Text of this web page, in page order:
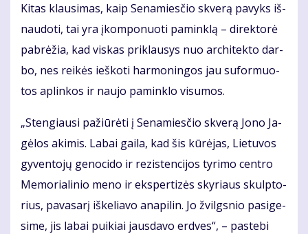
Ki­tas klau­si­mas, kaip Se­na­mies­čio skve­rą pa­vyks iš­
nau­do­ti, tai yra įkom­po­nuo­ti pa­min­klą – di­rek­to­rė
pa­brė­žia, kad vis­kas pri­klau­sys nuo ar­chi­tek­to dar­
bo, nes rei­kės ieš­ko­ti har­mo­nin­gos jau su­for­muo­
tos ap­lin­kos ir nau­jo pa­min­klo vi­su­mos.
„Sten­giau­si pa­žiū­rė­ti į Se­na­mies­čio skve­rą Jo­no Ja­
gė­los aki­mis. La­bai gai­la, kad šis kū­rė­jas, Lie­tu­vos
gy­ven­to­jų ge­no­ci­do ir re­zis­ten­ci­jos ty­ri­mo cen­tro
Me­mo­ria­li­nio me­no ir eks­per­ti­zės sky­riaus skulp­to­
rius, pa­va­sa­rį iš­ke­lia­vo ana­pi­lin. Jo žvilgs­nio pa­si­ge­
si­me, jis la­bai pui­kiai jaus­da­vo erd­ves“, – pa­ste­bi